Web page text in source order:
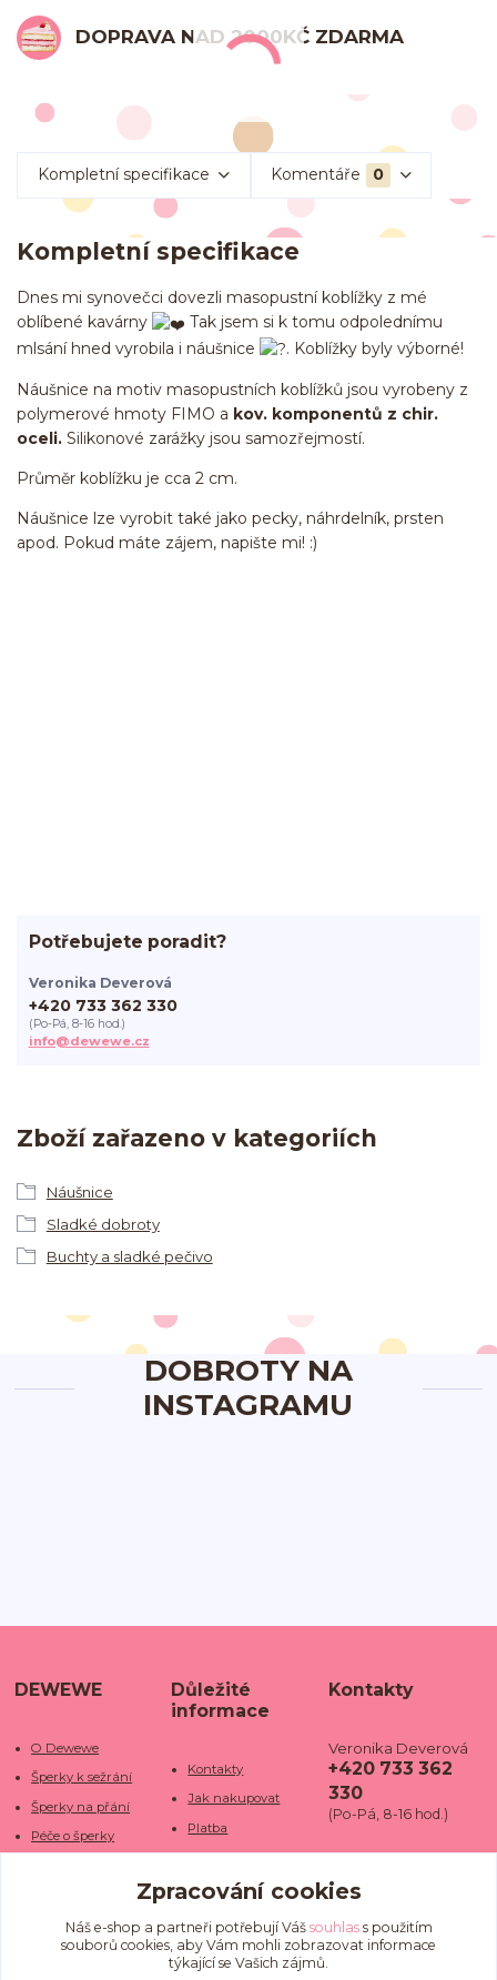
DOPRAVA NAD 2000KČ ZDARMA
Kompletní specifikace Komentáře 0
Kompletní specifikace
Dnes mi synovečci dovezli masopustní koblížky z mé
oblíbené kavárny
Tak jsem si k tomu odpolednímu
mlsání hned vyrobila i náušnice
. Koblížky byly výborné!
Náušnice na motiv masopustních koblížků jsou vyrobeny z
polymerové hmoty FIMO a kov. komponentů z chir.
oceli. Silikonové zarážky jsou samozřejmostí.
Průměr koblížku je cca 2 cm.
Náušnice lze vyrobit také jako pecky, náhrdelník, prsten
apod. Pokud máte zájem, napište mi! :)
Zboží zařazeno v kategoriích
Náušnice
Sladké dobroty
Buchty a sladké pečivo
Potřebujete poradit?
Veronika Deverová
+420 733 362 330
(Po-Pá, 8-16 hod.)
info@dewewe.cz
DOBROTY NA
INSTAGRAMU
DEWEWE
O Dewewe
Šperky k sežrání
Šperky na přání
Péče o šperky
Kamenné obchody
Fotogalerie
Důležité
informace
Kontakty
Jak nakupovat
Platba
Doba dodání
Doprava
Obchodní podmínky
Ochrana osobních
Kontakty
Veronika Deverová
+420 733 362
330
(Po-Pá, 8-16 hod.)
we.cz
Zpracování cookies
Náš e-shop a partneři potřebují Váš souhlass použitím
souborů cookies, aby Vám mohli zobrazovat informace
týkající se Vašich zájmů.